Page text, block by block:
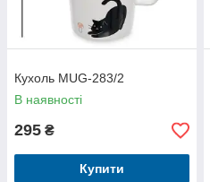
Кухоль MUG-283/2
В наявності
295 ₴
Купити